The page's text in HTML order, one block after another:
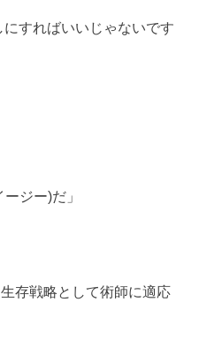
すればいいじゃないです
ジー)だ」
存戦略として術師に適応